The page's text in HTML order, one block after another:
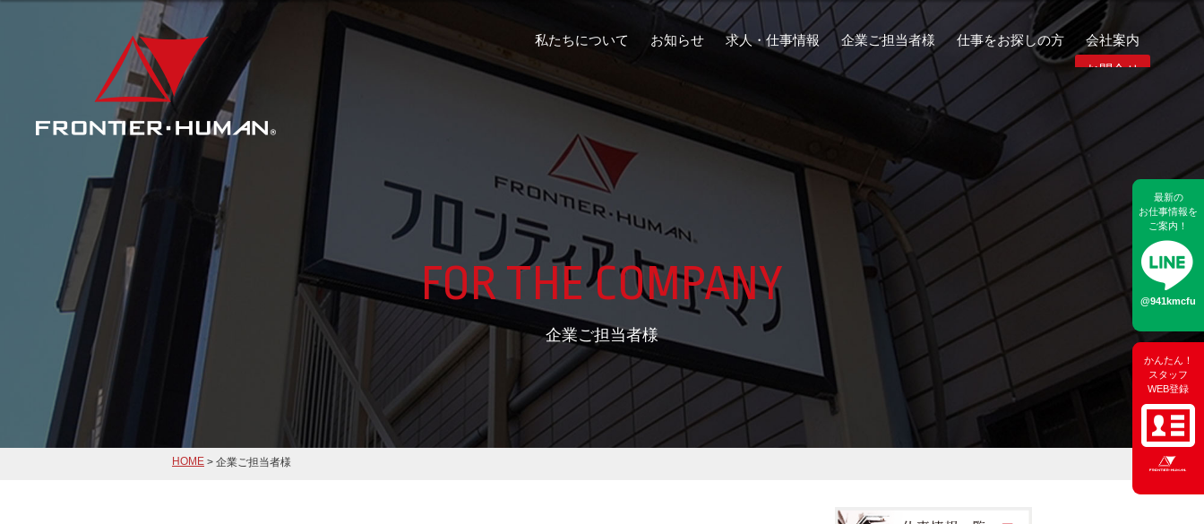
私たちについて お知らせ 求人・仕事情報 企業ご担当者様 仕事をお探しの方 会社案内
お問合せ
FOR THE COMPANY
企業ご担当者様
HOME > 企業ご担当者様
最新の
お仕事情報を
ご案内！
@941kmcfu
かんたん！
スタッフ
WEB登録